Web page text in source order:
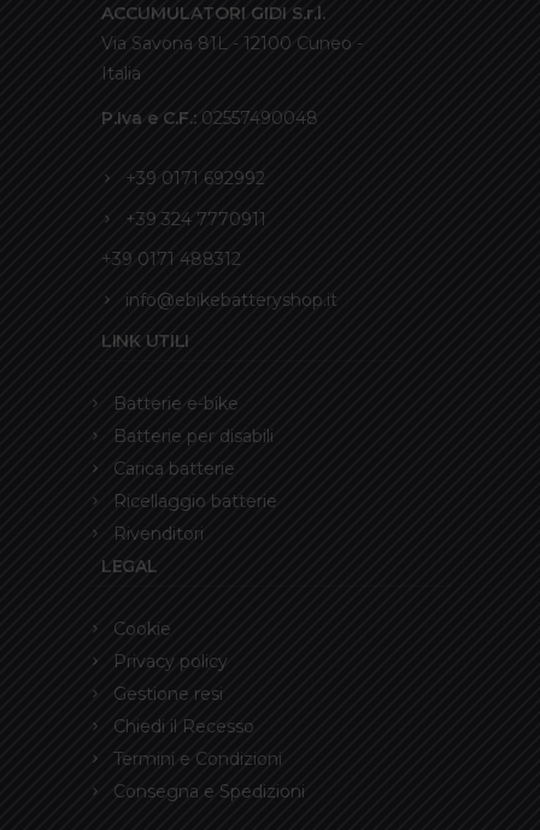
ACCUMULATORI GIDI S.r.l.
Via Savona 81L - 12100 Cuneo -
Italia
P.Iva e C.F.: 02557490048
+39 0171 692992
+39 324 7770911
+39 0171 488312
info@ebikebatteryshop.it
LINK UTILI
Batterie e-bike
Batterie per disabili
Carica batterie
Ricellaggio batterie
Rivenditori
LEGAL
Cookie
Privacy policy
Gestione resi
Chiedi il Recesso
Termini e Condizioni
Consegna e Spedizioni